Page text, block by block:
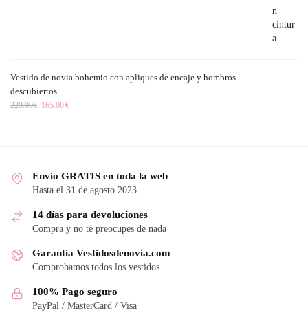
Vestido de novia bohemio con apliques de encaje y hombros
descubiertos
229.00€ 165.00€
Envío GRATIS en toda la web
Hasta el 31 de agosto 2023
14 días para devoluciones
Compra y no te preocupes de nada
Garantía Vestidosdenovia.com
Comprobamos todos los vestidos
100% Pago seguro
PayPal / MasterCard / Visa